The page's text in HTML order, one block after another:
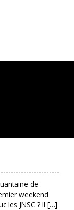
de
weekend
les JNSC ? Il […]